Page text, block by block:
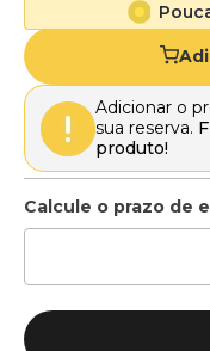
Adicionar o
sua reserva.
produto!